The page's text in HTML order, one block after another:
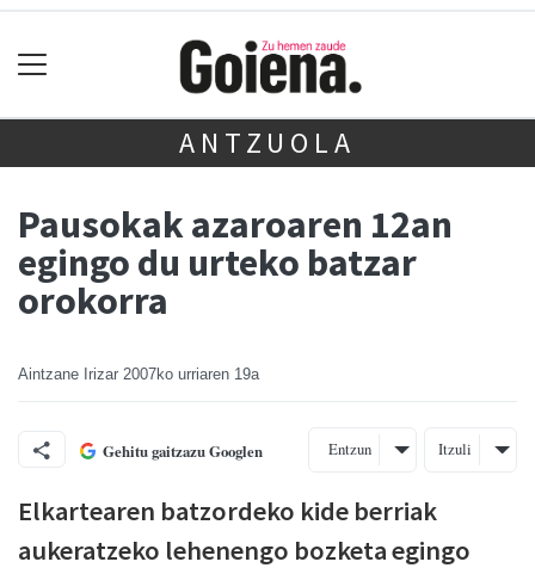
ANTZUOLA
Pausokak azaroaren 12an
egingo du urteko batzar
orokorra
Aintzane Irizar 2007ko urriaren 19a
Gehitu gaitzazu Googlen Entzun Itzuli
Elkartearen batzordeko kide berriak
aukeratzeko lehenengo bozketa egingo